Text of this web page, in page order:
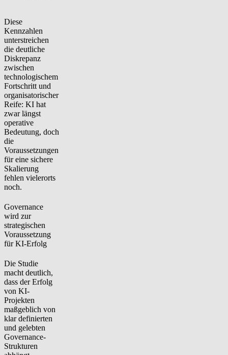
Diese
Kennzahlen
unterstreichen
die deutliche
Diskrepanz
zwischen
technologischem
Fortschritt und
organisatorischer
Reife: KI hat
zwar längst
operative
Bedeutung, doch
die
Voraussetzungen
für eine sichere
Skalierung
fehlen vielerorts
noch.
Governance
wird zur
strategischen
Voraussetzung
für KI-Erfolg
Die Studie
macht deutlich,
dass der Erfolg
von KI-
Projekten
maßgeblich von
klar definierten
und gelebten
Governance-
Strukturen